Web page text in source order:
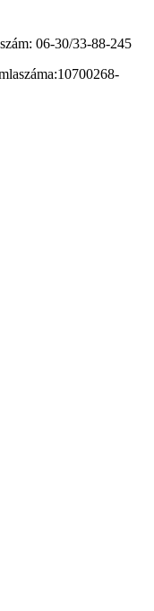
06-30/33-88-245